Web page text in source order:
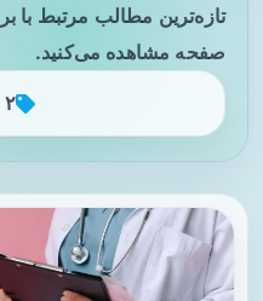
تازه‌ترین مطالب مرتبط
صفحه مشاهده می‌کنید.
۲ مطلب